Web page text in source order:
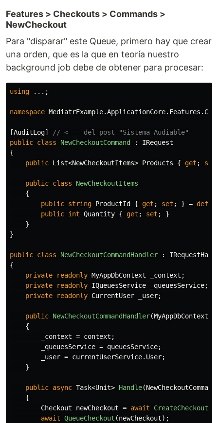
Features > Checkouts > Commands >
NewCheckout
Para "disparar" este Queue, primero hay que crear
una orden, que es la que en teoría nuestro
background job debe de obtener para procesar:
using ... ;
namespace
[AuditLog]
// <--- del post "Sistema Audiable"
public class NewCheckoutCommand :
IRequest
{
public List<NewCheckoutItems> Products { get ; set
public class
NewCheckoutItems
{
public string ProductId { get ; set ; } =
public int Quantity { get ; set ;
}
}
}
public class NewCheckoutCommandHandler :
{
private
readonly MyAppDbContext _context ;
private
readonly IQueuesService _queuesService;
private
readonly CurrentUser _user;
public NewCheckoutCommandHandler(MyAppDbContext
{
_context = context ;
_queuesService = queuesService;
_user = currentUserService. User;
}
public async Task<Unit> Handle(NewCheckoutCommand
{
Checkout
newCheckout = await
await QueueCheckout (newCheckout);